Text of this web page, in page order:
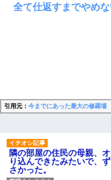
全て仕返すまでやめな
引用元： 今までにあった最大の修羅
隣の部屋の住民の母親、
り込んできたみたいで、
さかった。